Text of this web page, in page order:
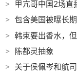
>
甲亢哥中国2场直
>
包含美国被曝长
>
韩束要出香水，但吕
>
陈都灵抽象
>
关于侯佩岑和航